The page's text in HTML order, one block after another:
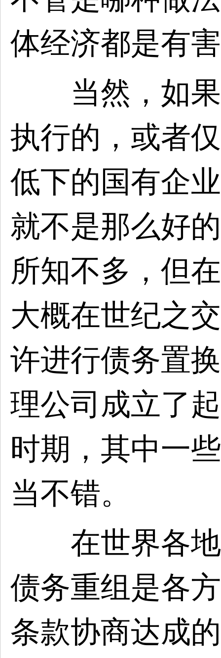
体经济都是有
当然，如果
执行的，或者
低下的国有企
就不是那么好
所知不多，但在
大概在世纪之
许进行债务置
理公司成立了
时期，其中一
当不错。
在世界各地
债务重组是各
条款协商达成